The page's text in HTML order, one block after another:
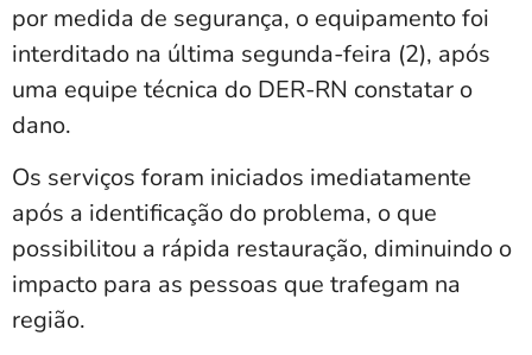
por medida de segurança, o equipamento foi
interditado na última segunda-feira (2), após
uma equipe técnica do DER-RN constatar o
dano.
Os serviços foram iniciados imediatamente
após a identificação do problema, o que
possibilitou a rápida restauração, diminuindo o
impacto para as pessoas que trafegam na
região.